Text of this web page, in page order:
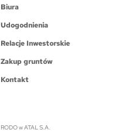
Biura
Udogodnienia
Relacje Inwestorskie
Zakup gruntów
Kontakt
RODO w ATAL S.A.